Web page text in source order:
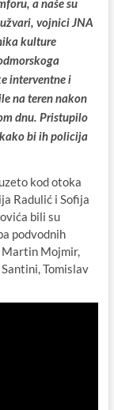
a naše su
vojnici JNA
kulture
interventne i
na teren nakon
dnu. Pristupilo
bi ih policija
kod otoka
Radulić i Sofija
bili su
podvodnih
Martin Mojmir,
Tomislav